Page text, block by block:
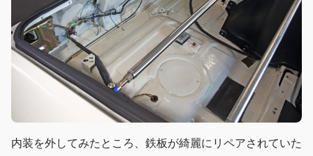
内装を外してみたところ、鉄板が綺麗にリペアされていた